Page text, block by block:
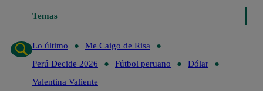
Temas
Lo último Me Caigo de Risa
Lo último
Me Caigo de Risa
Perú Decide 2026
Fútbol peruano
Dólar
Valentina Valiente